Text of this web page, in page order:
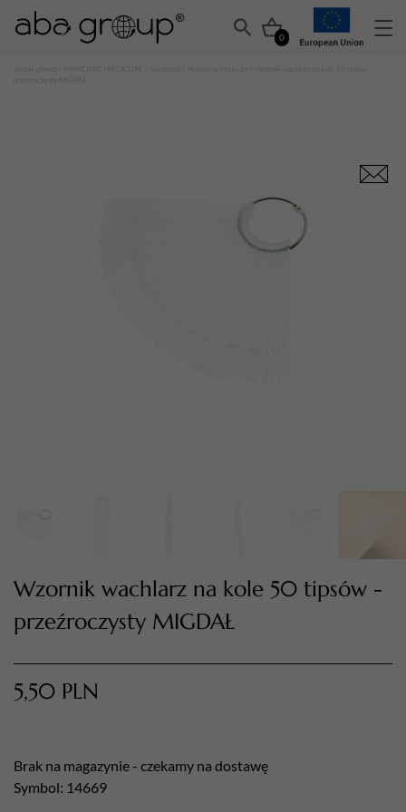
0
Suma koszyka (0)
MANICURE I PEDICURE Narzędzia Akcesoria Manicure
przeźroczysty MIGDAŁ
Wzornik wachlarz na kole 50 tipsów -
przeźroczysty MIGDAŁ
5,50 PLN
Brak na magazynie - czekamy na dostawę
Symbol: 14669